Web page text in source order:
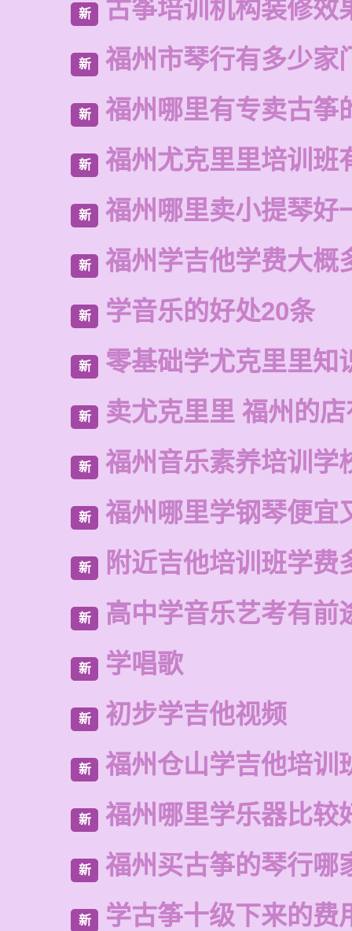
新 古筝培训机构装修效
新 福州市琴行有多少家
新 福州哪里有专卖古筝
新 福州尤克里里培训班
新 福州哪里卖小提琴好
新 福州学吉他学费大概
新 学音乐的好处20条
新 零基础学尤克里里知
新 卖尤克里里 福州的
新 福州音乐素养培训学
新 福州哪里学钢琴便宜
新 附近吉他培训班学费
新 高中学音乐艺考有前
新 学唱歌
新 初步学吉他视频
新 福州仓山学吉他培训
新 福州哪里学乐器比较
新 福州买古筝的琴行哪
新 学古筝十级下来的费